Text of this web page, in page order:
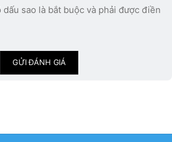
sao là bắt buộc và phải được điền
GỬI ĐÁNH GIÁ